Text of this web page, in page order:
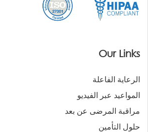
Our Links
الرعاية الفاعلة
المواعيد عبر الفيديو
مراقبة المرضى عن بعد
حلول التأمين